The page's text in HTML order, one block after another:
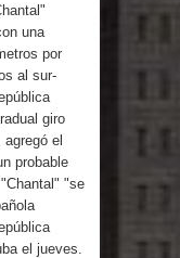
de
la
una
por
al sur-
giro
el
probable
"se
el jueves.